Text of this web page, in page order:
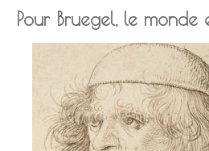
Pour Bruegel, le monde